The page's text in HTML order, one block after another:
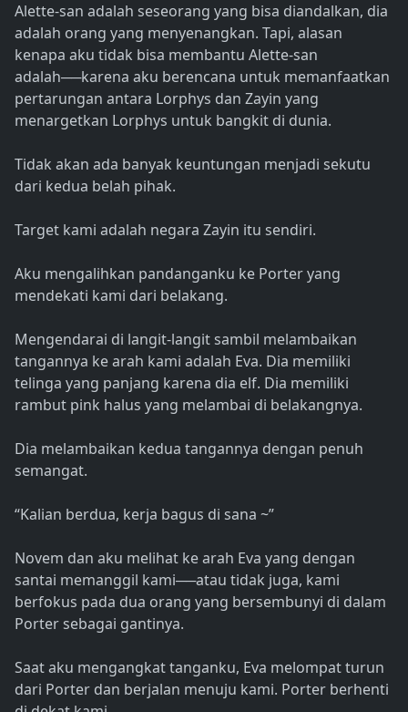
Alette-san adalah seseorang yang bisa diandalkan, dia
adalah orang yang menyenangkan. Tapi, alasan
kenapa aku tidak bisa membantu Alette-san
adalah──karena aku berencana untuk memanfaatkan
pertarungan antara Lorphys dan Zayin yang
menargetkan Lorphys untuk bangkit di dunia.
Tidak akan ada banyak keuntungan menjadi sekutu
dari kedua belah pihak.
Target kami adalah negara Zayin itu sendiri.
Aku mengalihkan pandanganku ke Porter yang
mendekati kami dari belakang.
Mengendarai di langit-langit sambil melambaikan
tangannya ke arah kami adalah Eva. Dia memiliki
telinga yang panjang karena dia elf. Dia memiliki
rambut pink halus yang melambai di belakangnya.
Dia melambaikan kedua tangannya dengan penuh
semangat.
“Kalian berdua, kerja bagus di sana ~”
Novem dan aku melihat ke arah Eva yang dengan
santai memanggil kami──atau tidak juga, kami
berfokus pada dua orang yang bersembunyi di dalam
Porter sebagai gantinya.
Saat aku mengangkat tanganku, Eva melompat turun
dari Porter dan berjalan menuju kami. Porter berhenti